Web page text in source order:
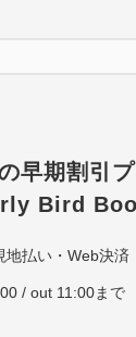
早期割引
Bird
地払い・Web決済
/ out 11:00まで